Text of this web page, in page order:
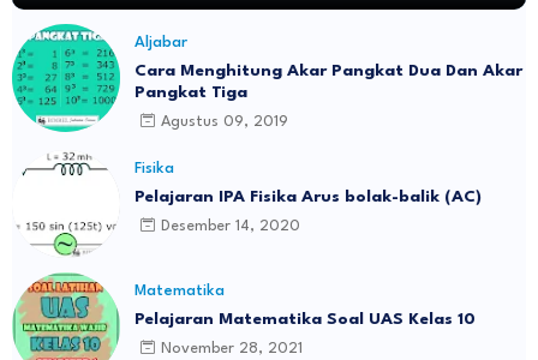
Aljabar
Cara Menghitung Akar Pangkat Dua Dan Akar
Pangkat Tiga
Agustus 09, 2019
Fisika
Pelajaran IPA Fisika Arus bolak-balik (AC)
Desember 14, 2020
Matematika
Pelajaran Matematika Soal UAS Kelas 10
November 28, 2021